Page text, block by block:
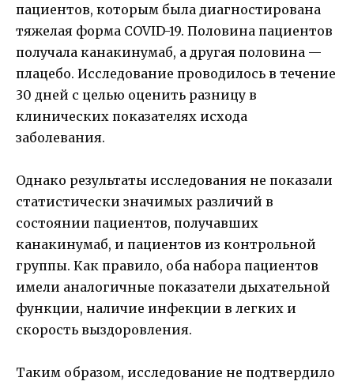
пациентов, которым была диагностирована
тяжелая форма COVID-19. Половина пациентов
получала канакинумаб, а другая половина —
плацебо. Исследование проводилось в течение
30 дней с целью оценить разницу в
клинических показателях исхода
заболевания.
Однако результаты исследования не показали
статистически значимых различий в
состоянии пациентов, получавших
канакинумаб, и пациентов из контрольной
группы. Как правило, оба набора пациентов
имели аналогичные показатели дыхательной
функции, наличие инфекции в легких и
скорость выздоровления.
Таким образом, исследование не подтвердило